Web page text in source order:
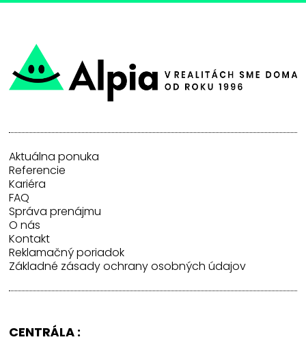
Aktuálna ponuka
Referencie
Kariéra
FAQ
Správa prenájmu
O nás
Kontakt
Reklamačný poriadok
Základné zásady ochrany osobných údajov
CENTRÁLA :